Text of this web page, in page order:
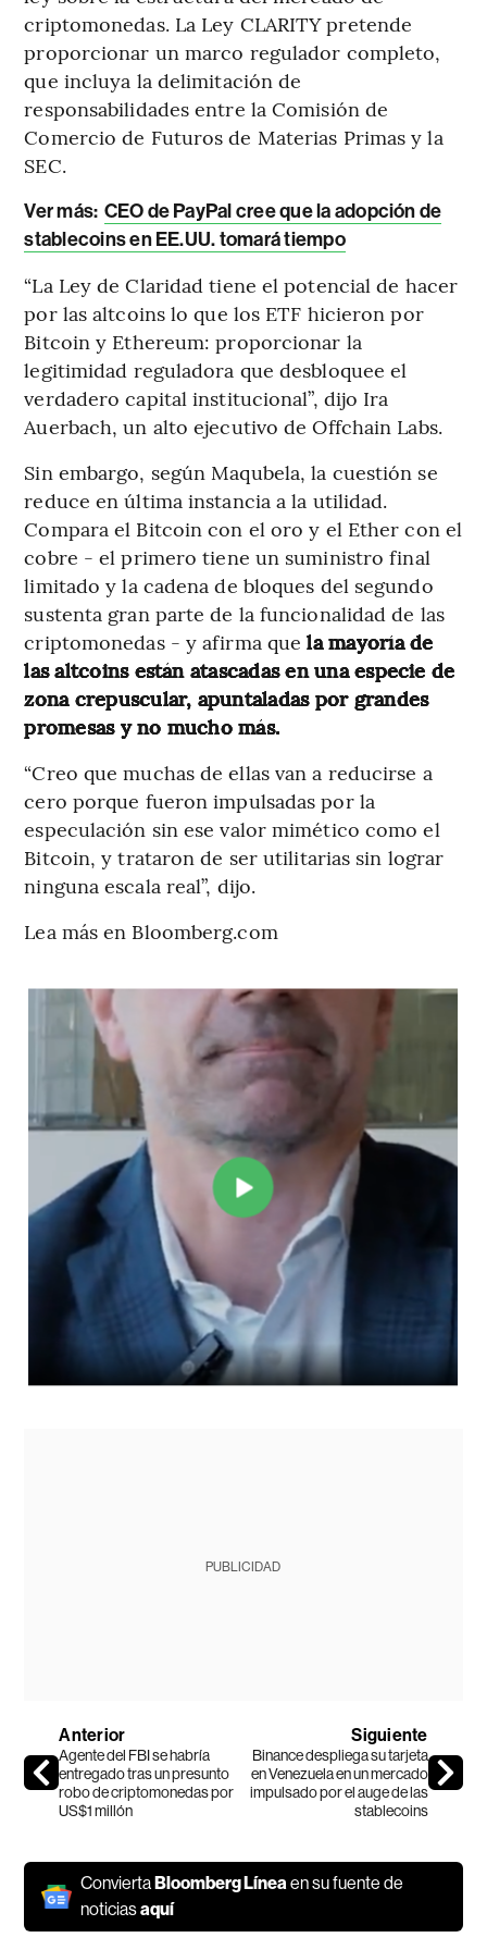
criptomonedas. La Ley CLARITY pretende
proporcionar un marco regulador completo,
que incluya la delimitación de
responsabilidades entre la Comisión de
Comercio de Futuros de Materias Primas y la
SEC.
Ver más: CEO de PayPal cree que la adopción de
stablecoins en EE.UU. tomará tiempo
“La Ley de Claridad tiene el potencial de hacer
por las altcoins lo que los ETF hicieron por
Bitcoin y Ethereum: proporcionar la
legitimidad reguladora que desbloquee el
verdadero capital institucional”, dijo Ira
Auerbach, un alto ejecutivo de Offchain Labs.
Sin embargo, según Maqubela, la cuestión se
reduce en última instancia a la utilidad.
Compara el Bitcoin con el oro y el Ether con el
cobre - el primero tiene un suministro final
limitado y la cadena de bloques del segundo
sustenta gran parte de la funcionalidad de las
criptomonedas - y afirma que la mayoría de
las altcoins están atascadas en una especie de
zona crepuscular, apuntaladas por grandes
promesas y no mucho más.
“Creo que muchas de ellas van a reducirse a
cero porque fueron impulsadas por la
especulación sin ese valor mimético como el
Bitcoin, y trataron de ser utilitarias sin lograr
ninguna escala real”, dijo.
Lea más en Bloomberg.com
PUBLICIDAD
Anterior
Agente del FBI se habría
entregado tras un presunto
robo de criptomonedas por
US$1 millón
Siguiente
Binance despliega su tarjeta
en Venezuela en un mercado
impulsado por el auge de las
stablecoins
ConviertaBloomberg Líneaen su fuente de
noticiasaquí